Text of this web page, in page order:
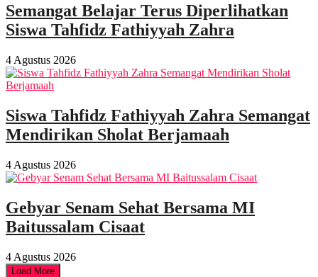
Semangat Belajar Terus Diperlihatkan
Siswa Tahfidz Fathiyyah Zahra
4 Agustus 2026
Siswa Tahfidz Fathiyyah Zahra Semangat
Mendirikan Sholat Berjamaah
4 Agustus 2026
Gebyar Senam Sehat Bersama MI
Baitussalam Cisaat
4 Agustus 2026
Load More